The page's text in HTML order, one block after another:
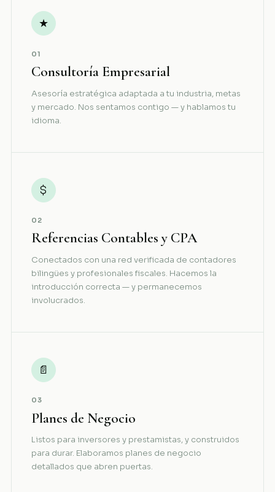
★
01
Consultoría Empresarial
Asesoría estratégica adaptada a tu industria, metas
y mercado. Nos sentamos contigo — y hablamos tu
idioma.
$
02
Referencias Contables y CPA
Conectados con una red verificada de contadores
bilingües y profesionales fiscales. Hacemos la
introducción correcta — y permanecemos
involucrados.
📄
03
Planes de Negocio
Listos para inversores y prestamistas, y construidos
para durar. Elaboramos planes de negocio
detallados que abren puertas.